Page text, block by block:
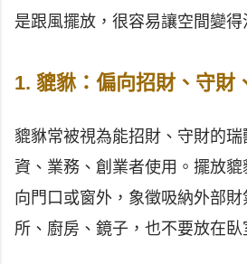
是跟風擺放，很容易讓空間變得
1. 貔貅：偏向招財、守財
貔貅常被視為能招財、守財的
資、業務、創業者使用。擺放
向門口或窗外，象徵吸納外部
所、廚房、鏡子，也不要放在臥